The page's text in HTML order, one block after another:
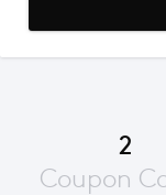
2
Coupon